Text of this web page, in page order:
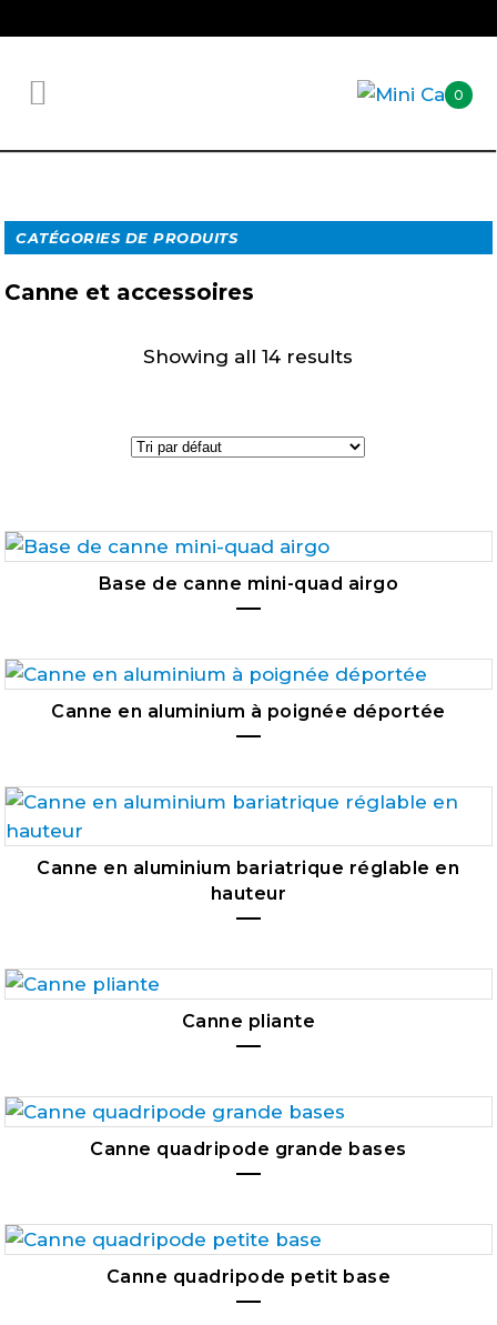
0
CATÉGORIES DE PRODUITS
Canne et accessoires
Showing all 14 results
Base de canne mini-quad airgo
Canne en aluminium à poignée déportée
Canne en aluminium bariatrique réglable en
hauteur
Canne pliante
Canne quadripode grande bases
Canne quadripode petit base